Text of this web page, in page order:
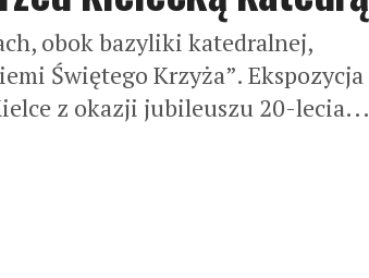
obok bazyliki katedralnej,
Świętego Krzyża”. Ekspozycja
z okazji jubileuszu 20-lecia...